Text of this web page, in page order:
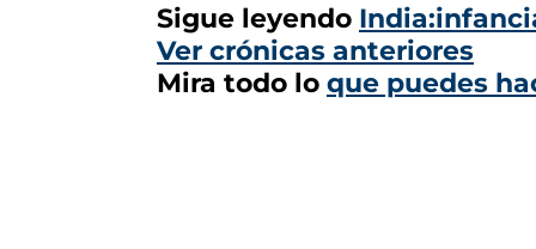
Sigue leyendo
Ver crónicas anteriores
Mira todo lo que puedes